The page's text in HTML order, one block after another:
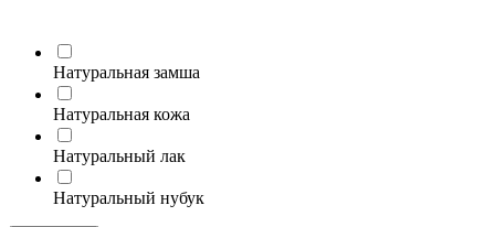
Натуральная замша
Натуральная кожа
Натуральный лак
Натуральный нубук